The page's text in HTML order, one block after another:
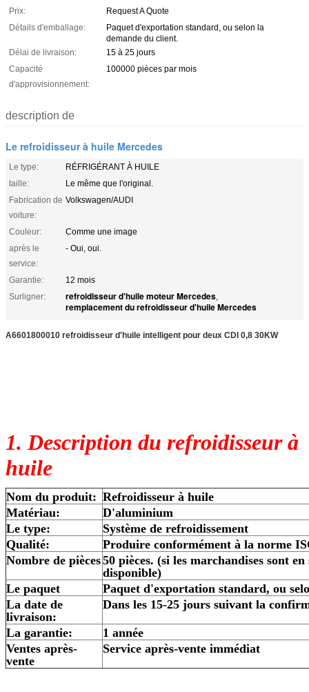
Prix:
Request A Quote
Détails d'emballage:
Paquet d'exportation standard, ou selon la
demande du client.
Délai de livraison:
15 à 25 jours
Capacité
d'approvisionnement:
100000 pièces par mois
description de
Le refroidisseur à huile Mercedes
Le type:
RÉFRIGÉRANT À HUILE
taille:
Le même que l'original.
Fabrication de
voiture:
Volkswagen/AUDI
Couleur:
Comme une image
après le
service:
- Oui, oui.
Garantie:
12 mois
Surligner:
refroidisseur d'huile moteur Mercedes,
remplacement du refroidisseur d'huile Mercedes
A6601800010 refroidisseur d'huile intelligent pour deux CDI 0,8 30KW
1. Description du refroidisseur à
huile
Nom du produit: Refroidisseur à huile
Matériau:
D'aluminium
Le type:
Système de refroidissement
Qualité:
Produire conformément à la norme
Nombre de pièces50 pièces. (si les marchandises sont
disponible)
Le paquet
Paquet d'exportation standard, ou
La date de
livraison:
Dans les 15-25 jours suivant la
La garantie:
1 année
Ventes après-
vente
Service après-vente immédiat